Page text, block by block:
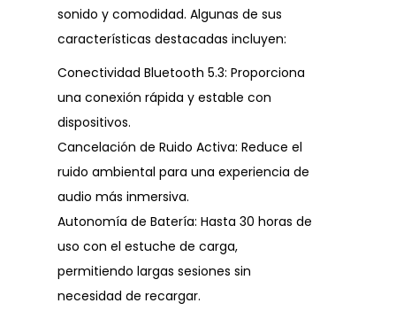
sonido y comodidad. Algunas de sus
características destacadas incluyen:
Conectividad Bluetooth 5.3: Proporciona
una conexión rápida y estable con
dispositivos.
Cancelación de Ruido Activa: Reduce el
ruido ambiental para una experiencia de
audio más inmersiva.
Autonomía de Batería: Hasta 30 horas de
uso con el estuche de carga,
permitiendo largas sesiones sin
necesidad de recargar.